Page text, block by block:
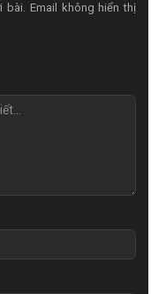
bài. Email không hiển thị
é